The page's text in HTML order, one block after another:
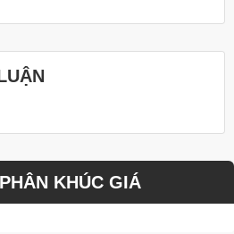
KHÚC GIÁ